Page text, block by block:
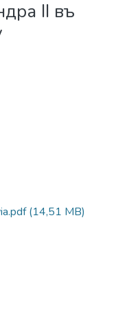
II въ
(14,51 MB)